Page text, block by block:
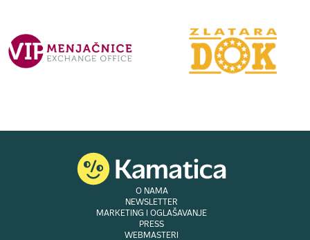
O NAMA
NEWSLETTER
MARKETING I OGLAŠAVANJE
PRESS
WEBMASTERI